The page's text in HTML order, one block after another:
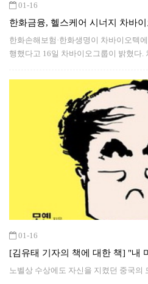
01-16
한화금융, 헬스케어 시너지 차바
한화손해보험·한화생명이 차바이오텍
행했다고 16일 차바이오그룹이 밝혔다.
01-16
[김유태 기자의 책에 대한 책] "내
지 않는다."
노벨상 수상에도 자신을 지켰던 중국의